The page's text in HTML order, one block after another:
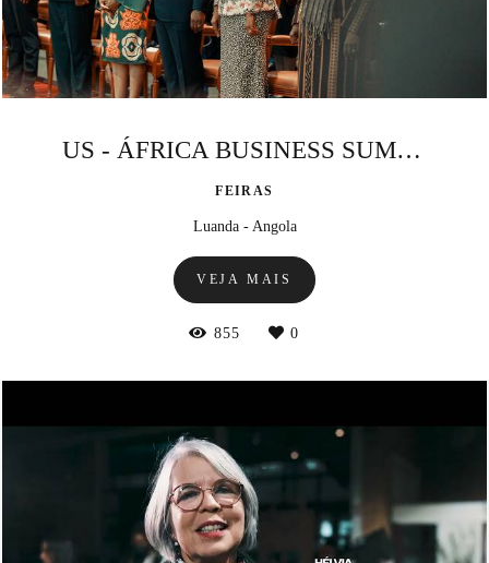
US - ÁFRICA BUSINESS SUMMIT 2025
FEIRAS
Luanda - Angola
VEJA MAIS
855 0